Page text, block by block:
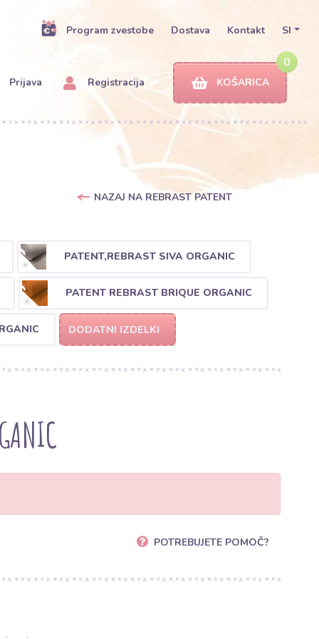
Program zvestobe Dostava Kontakt SI
Prijava Registracija
0
KOŠARICA
NAZAJ NA REBRAST PATENT
PATENT,REBRAST SIVA ORGANIC
PATENT REBRAST BRIQUE ORGANIC
DODATNI IZDELKI
POTREBUJETE POMOČ?